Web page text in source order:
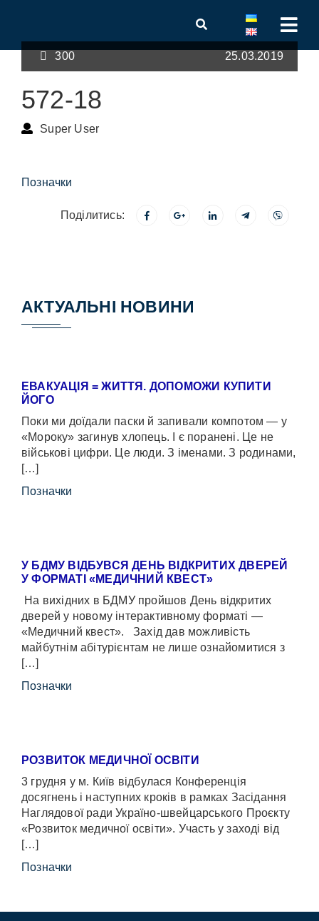
300 25.03.2019
572-18
Super User
Позначки
Поділитись:
АКТУАЛЬНІ НОВИНИ
ЕВАКУАЦІЯ = ЖИТТЯ. ДОПОМОЖИ КУПИТИ
ЙОГО
Поки ми доїдали паски й запивали компотом — у
«Мороку» загинув хлопець. І є поранені. Це не
військові цифри. Це люди. З іменами. З родинами,
[…]
Позначки
У БДМУ ВІДБУВСЯ ДЕНЬ ВІДКРИТИХ ДВЕРЕЙ
У ФОРМАТІ «МЕДИЧНИЙ КВЕСТ»
На вихідних в БДМУ пройшов День відкритих
дверей у новому інтерактивному форматі —
«Медичний квест». Захід дав можливість
майбутнім абітурієнтам не лише ознайомитися з
[…]
Позначки
РОЗВИТОК МЕДИЧНОЇ ОСВІТИ
3 грудня у м. Київ відбулася Конференція
досягнень і наступних кроків в рамках Засідання
Наглядової ради Україно-швейцарського Проєкту
«Розвиток медичної освіти». Участь у заході від
[…]
Позначки